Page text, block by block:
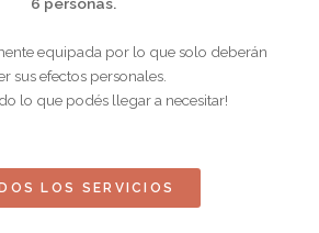
equipada por lo que solo deberán
sus efectos personales.
lo que podés llegar a necesitar!
LOS SERVICIOS